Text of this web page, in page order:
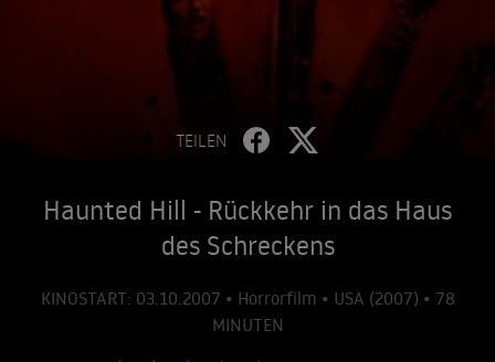
TEILEN
Haunted Hill - Rückkehr in das Haus
des Schreckens
KINOSTART: 03.10.2007 • Horrorfilm • USA (2007) • 78
MINUTEN